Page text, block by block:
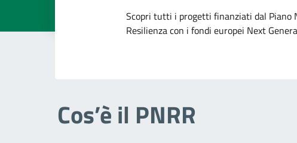
Scopri tutti i progetti finanziati dal Piano
Resilienza con i fondi europei Next
Cos’è il PNRR